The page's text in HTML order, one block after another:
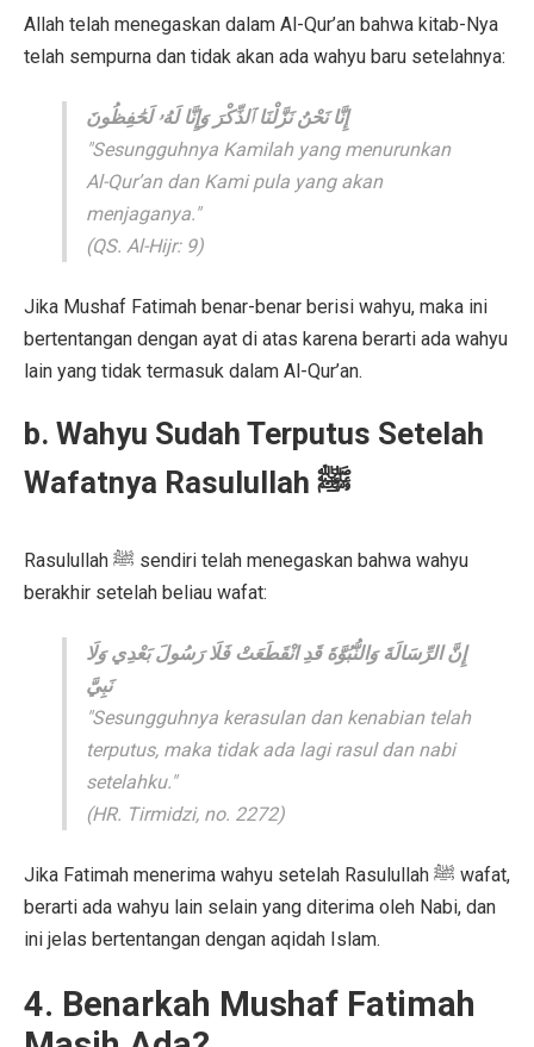
Allah telah menegaskan dalam Al-Qur’an bahwa kitab-Nya
telah sempurna dan tidak akan ada wahyu baru setelahnya:
إِنَّا نَحْنُ نَزَّلْنَا ٱلذِّكْرَ وَإِنَّا لَهُۥ لَحَٰفِظُونَ
"Sesungguhnya Kamilah yang menurunkan
Al-Qur’an dan Kami pula yang akan
menjaganya."
(QS. Al-Hijr: 9)
Jika Mushaf Fatimah benar-benar berisi wahyu, maka ini
bertentangan dengan ayat di atas karena berarti ada wahyu
lain yang tidak termasuk dalam Al-Qur’an.
b. Wahyu Sudah Terputus Setelah
Wafatnya Rasulullah ﷺ
Rasulullah ﷺ sendiri telah menegaskan bahwa wahyu
berakhir setelah beliau wafat:
إِنَّ الرِّسَالَةَ وَالنُّبُوَّةَ قَدِ انْقَطَعَتْ فَلَا رَسُولَ بَعْدِي وَلَا
نَبِيَّ
"Sesungguhnya kerasulan dan kenabian telah
terputus, maka tidak ada lagi rasul dan nabi
setelahku."
(HR. Tirmidzi, no. 2272)
Jika Fatimah menerima wahyu setelah Rasulullah ﷺ wafat,
berarti ada wahyu lain selain yang diterima oleh Nabi, dan
ini jelas bertentangan dengan aqidah Islam.
4. Benarkah Mushaf Fatimah